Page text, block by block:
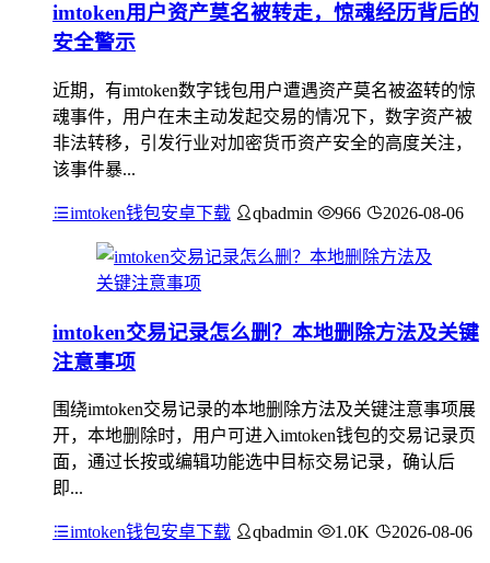
imtoken用户资产莫名被转走，惊魂经历背后的
安全警示
近期，有imtoken数字钱包用户遭遇资产莫名被盗转的惊
魂事件，用户在未主动发起交易的情况下，数字资产被
非法转移，引发行业对加密货币资产安全的高度关注，
该事件暴...
imtoken钱包安卓下载 qbadmin 966 2026-08-06
imtoken交易记录怎么删？本地删除方法及关键
注意事项
围绕imtoken交易记录的本地删除方法及关键注意事项展
开，本地删除时，用户可进入imtoken钱包的交易记录页
面，通过长按或编辑功能选中目标交易记录，确认后
即...
imtoken钱包安卓下载 qbadmin 1.0K 2026-08-06